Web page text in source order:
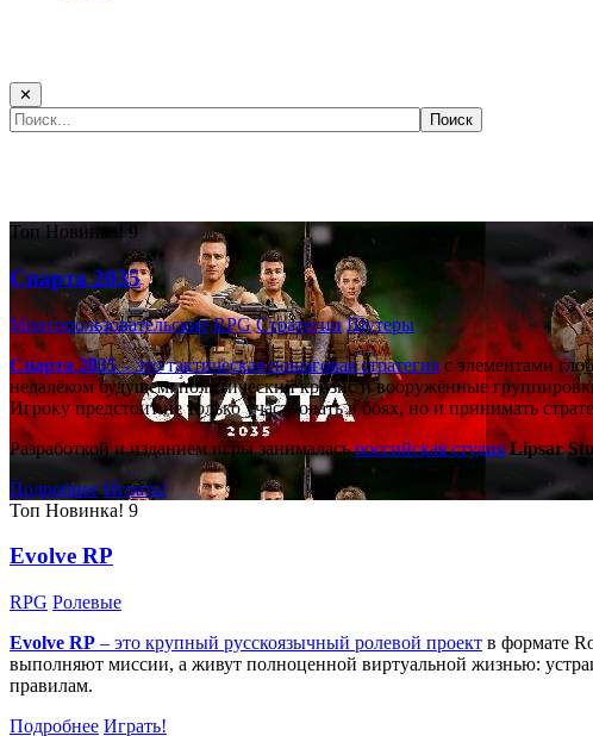
✕
Топ Новинка! 9
Спарта 2035
Многопользовательские RPG Стратегии Шутеры
Спарта 2035– это тактическаяпошаговая стратегияс элементами
недалёком будущем: политический кризис и вооружённые
Игроку предстоит не только участвовать в боях, но и принимать
Разработкой и изданием игры занималасьроссийская студия Lipsar
Подробнее Играть!
Топ Новинка! 9
Evolve RP
RPG Ролевые
Evolve RP – это крупный русскоязычный ролевой проект в формате
выполняют миссии, а живут полноценной виртуальной жизнью:
правилам.
Подробнее Играть!